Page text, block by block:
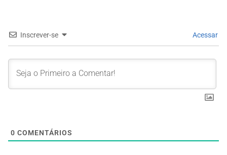
Inscrever-se Acessar
0 COMENTÁRIOS